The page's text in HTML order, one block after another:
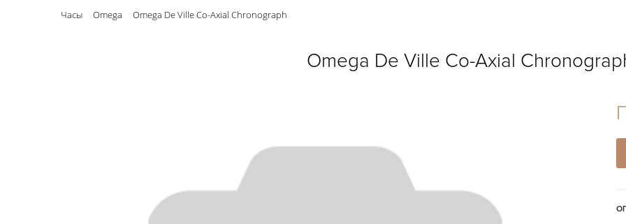
Часы Omega Omega De Ville Co-Axial Chronograph
Omega De Ville Co-Axial